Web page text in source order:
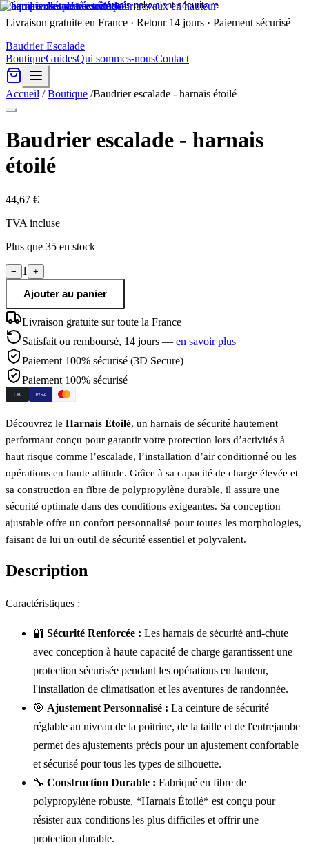
Livraison gratuite en France · Retour 14 jours · Paiement sécurisé
Baudrier Escalade
BoutiqueGuidesQui sommes-nousContact
Accueil / Boutique /Baudrier escalade - harnais étoilé
Baudrier escalade - harnais
étoilé
44,67 €
TVA incluse
Plus que 35 en stock
− 1 +
Ajouter au panier
Livraison gratuite sur toute la France
Satisfait ou remboursé, 14 jours — en savoir plus
Paiement 100% sécurisé (3D Secure)
Paiement 100% sécurisé
CB VISA
Découvrez le Harnais Étoilé, un harnais de sécurité hautement
performant conçu pour garantir votre protection lors d’activités à
haut risque comme l’escalade, l’installation d’air conditionné ou les
opérations en haute altitude. Grâce à sa capacité de charge élevée et
sa construction en fibre de polypropylène durable, il assure une
sécurité optimale dans des conditions exigeantes. Sa conception
ajustable offre un confort personnalisé pour toutes les morphologies,
faisant de lui un outil de sécurité essentiel et polyvalent.
Description
Caractéristiques :
🔐 Sécurité Renforcée : Les harnais de sécurité anti-chute
avec conception à haute capacité de charge garantissent une
protection sécurisée pendant les opérations en hauteur,
l'installation de climatisation et les aventures de randonnée.
🎯 Ajustement Personnalisé : La ceinture de sécurité
réglable au niveau de la poitrine, de la taille et de l'entrejambe
permet des ajustements précis pour un ajustement confortable
et sécurisé pour tous les types de silhouette.
🔧 Construction Durable : Fabriqué en fibre de
polypropylène robuste, *Harnais Étoilé* est conçu pour
résister aux conditions les plus difficiles et offrir une
protection durable.